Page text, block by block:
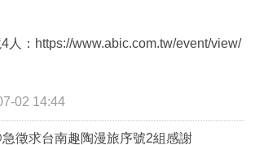
人：https://www.abic.com.tw/event/view/
02 14:44
急徵求台南趣陶漫旅序號2組感謝